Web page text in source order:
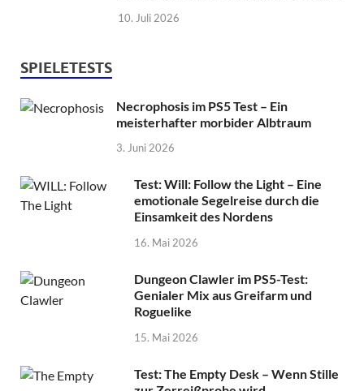
10. Juli 2026
SPIELETESTS
Necrophosis im PS5 Test – Ein
meisterhafter morbider Albtraum
3. Juni 2026
Test: Will: Follow the Light – Eine
emotionale Segelreise durch die
Einsamkeit des Nordens
16. Mai 2026
Dungeon Clawler im PS5-Test:
Genialer Mix aus Greifarm und
Roguelike
15. Mai 2026
Test: The Empty Desk – Wenn Stille